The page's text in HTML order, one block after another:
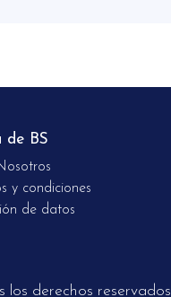
de BS
y condiciones
de datos
los derechos reservados